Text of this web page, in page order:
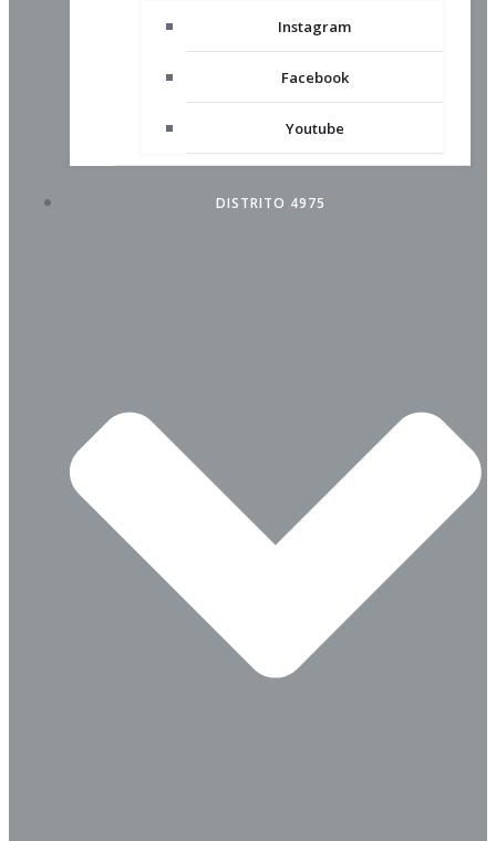
Instagram
Facebook
Youtube
DISTRITO 4975